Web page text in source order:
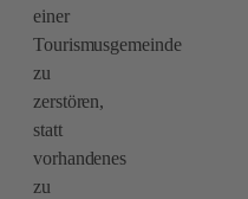
einer
Tourismusgemeinde
zu
zerstören,
statt
vorhandenes
zu